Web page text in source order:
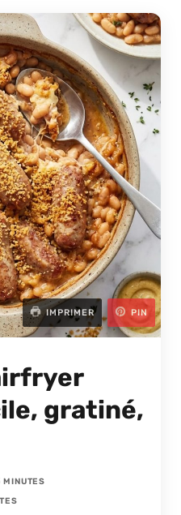
IMPRIMER PIN
gratiné,
MINUTES
MINUTES